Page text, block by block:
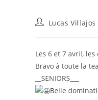
Lucas Villajos
Les 6 et 7 avril,
Bravo à toute la
__SENIORS___
Belle